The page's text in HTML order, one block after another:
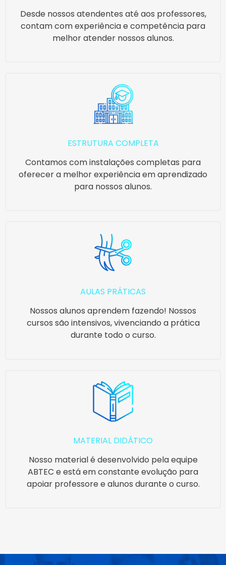
Desde nossos atendentes até aos professores,
contam com experiência e competência para
melhor atender nossos alunos.
ESTRUTURA COMPLETA
Contamos com instalações completas para
oferecer a melhor experiência em aprendizado
para nossos alunos.
AULAS PRÁTICAS
Nossos alunos aprendem fazendo! Nossos
cursos são intensivos, vivenciando a prática
durante todo o curso.
MATERIAL DIDÁTICO
Nosso material é desenvolvido pela equipe
ABTEC e está em constante evolução para
apoiar professore e alunos durante o curso.